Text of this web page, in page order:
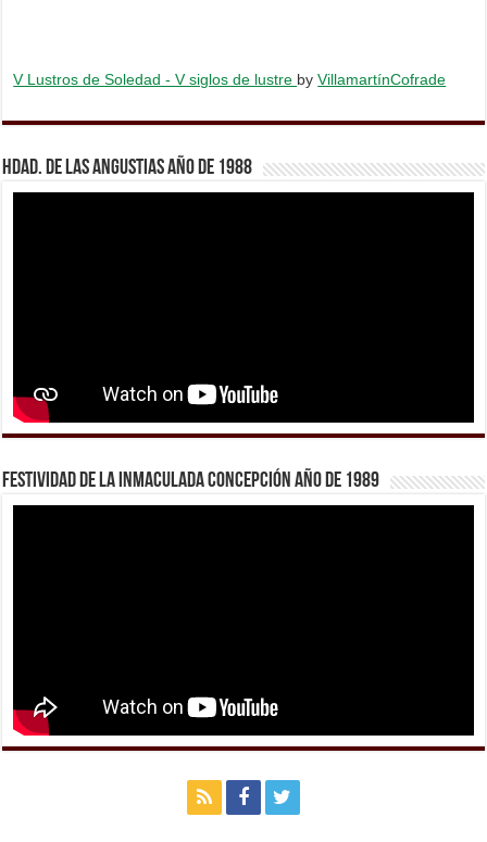
V Lustros de Soledad - V siglos de lustre byVillamartínCofrade
Hdad. de Las Angustias año de 1988
Festividad de la Inmaculada Concepción año de 1989